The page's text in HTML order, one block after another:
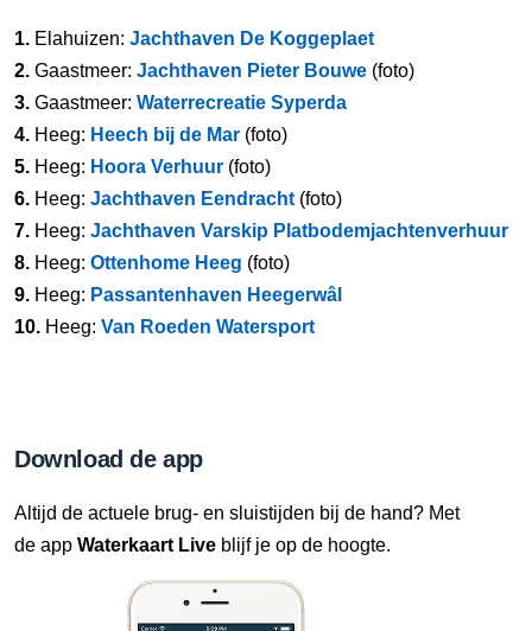
1. Elahuizen: Jachthaven De Koggeplaet
2. Gaastmeer: Jachthaven Pieter Bouwe (foto)
3. Gaastmeer: Waterrecreatie Syperda
4. Heeg: Heech bij de Mar (foto)
5. Heeg: Hoora Verhuur (foto)
6. Heeg: Jachthaven Eendracht (foto)
7. Heeg: Jachthaven Varskip Platbodemjachtenverhuur
8. Heeg: Ottenhome Heeg (foto)
9. Heeg: Passantenhaven Heegerwâl
10. Heeg: Van Roeden Watersport
Download de app
Altijd de actuele brug- en sluistijden bij de hand? Met
de app Waterkaart Live blijf je op de hoogte.